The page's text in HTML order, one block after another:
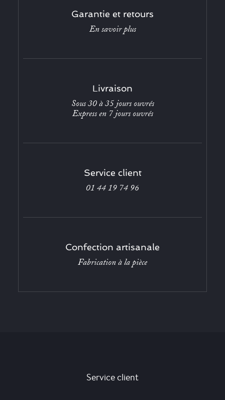
Garantie et retours
En savoir plus
Livraison
Sous 30 à 35 jours ouvrés
Express en 7 jours ouvrés
Service client
01 44 19 74 96
Confection artisanale
Fabrication à la pièce
Service client